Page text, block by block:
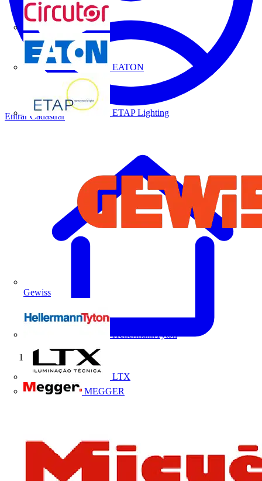
CIRCUTOR
EATON
ETAP Lighting
Gewiss
HellermannTyton
LTX
MEGGER
Entrar Cadastrar
Início